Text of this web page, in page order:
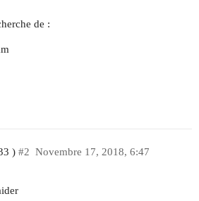
de :
) Novembre 17, 2018, 6:47
#2